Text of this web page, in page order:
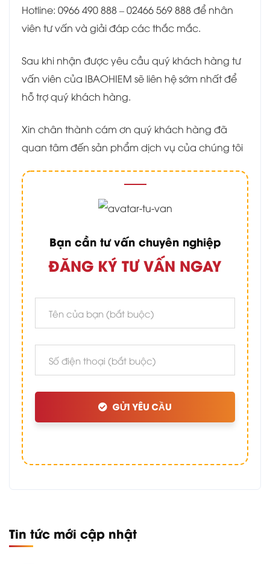
Hotline: 0966 490 888 – 02466 569 888 để nhân
viên tư vấn và giải đáp các thắc mắc.
Sau khi nhận được yêu cầu quý khách hàng tư
vấn viên của IBAOHIEM sẽ liên hệ sớm nhất để
hỗ trợ quý khách hàng.
Xin chân thành cám ơn quý khách hàng đã
quan tâm đến sản phẩm dịch vụ của chúng tôi
Bạn cần tư vấn chuyên nghiệp
ĐĂNG KÝ TƯ VẤN NGAY
GỬI YÊU CẦU
Tin tức mới cập nhật